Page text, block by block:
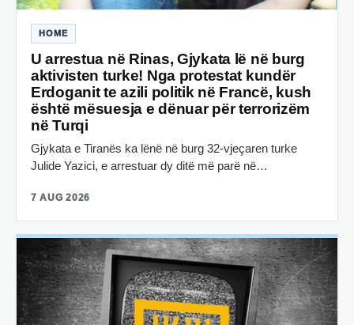
HOME
U arrestua në Rinas, Gjykata lë në burg
aktivisten turke! Nga protestat kundër
Erdoganit te azili politik në Francë, kush
është mësuesja e dënuar për terrorizëm
në Turqi
Gjykata e Tiranës ka lënë në burg 32-vjeçaren turke
Julide Yazici, e arrestuar dy ditë më parë në…
7 AUG 2026